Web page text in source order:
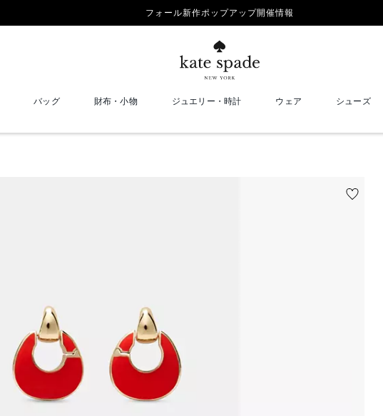
フォール新作ポップアップ開催情報
バッグ 財布・小物 ジュエリー・時計 ウェア シューズ